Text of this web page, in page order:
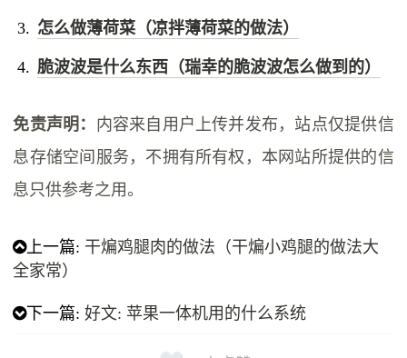
怎么做薄荷菜（凉拌薄荷菜的做法）
脆波波是什么东西（瑞幸的脆波波怎么做到的）
免责声明： 内容来自用户上传并发布，站点仅提供信
息存储空间服务，不拥有所有权，本网站所提供的信
息只供参考之用。
上一篇: 干煸鸡腿肉的做法（干煸小鸡腿的做法大
全家常）
下一篇:好文: 苹果一体机用的什么系统